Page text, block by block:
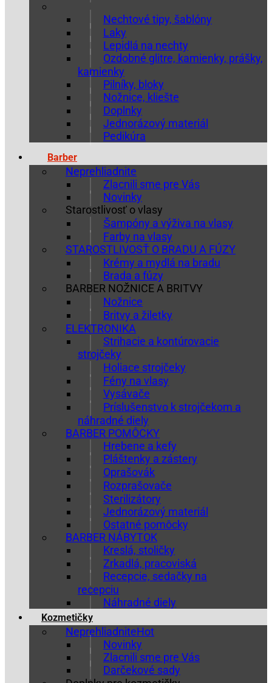
Nechtové tipy, šablóny
Laky
Lepidlá na nechty
Ozdobné glitre, kamienky, prášky,
kamienky
Pilníky, bloky
Nožnice, kliešte
Doplnky
Jednorázový materiál
Pedikúra
Barber
Neprehliadnite
Zlacnili sme pre Vás
Novinky
Starostlivosť o vlasy
Šampóny a výživa na vlasy
Farby na vlasy
STAROSTLIVOSŤ O BRADU A FÚZY
Krémy a mydlá na bradu
Brada a fúzy
BARBER NOŽNICE A BRITVY
Nožnice
Britvy a žiletky
ELEKTRONIKA
Strihacie a kontúrovacie
strojčeky
Holiace strojčeky
Fény na vlasy
Vysávače
Príslušenstvo k strojčekom a
náhradné diely
BARBER POMÔCKY
Hrebene a kefy
Pláštenky a zástery
Oprašovák
Rozprašovače
Sterilizátory
Jednorázový materiál
Ostatné pomôcky
BARBER NÁBYTOK
Kreslá, stoličky
Zrkadlá, pracoviská
Recepcie, sedačky na
recepciu
Náhradné diely
Kozmetičky
Neprehliadnite
Novinky
Zlacnili sme pre Vás
Darčekové sady